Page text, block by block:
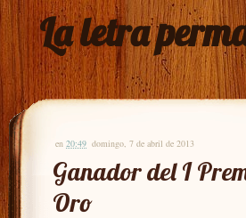
La letra
en 20:49 domingo, 7 de abril de 2013
Ganador del I
Oro